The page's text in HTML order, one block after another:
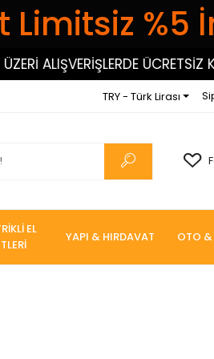
Limitsiz %5
ALIŞVERİŞLERDE ÜCRETSİZ
TRY - Türk Lirası
EL
YAPI & HIRDAVAT OTO &